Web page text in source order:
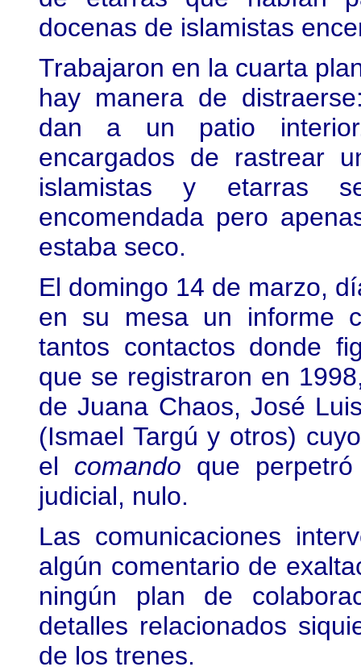
docenas de islamistas
Trabajaron en la cuarta
hay manera de
dan a un patio
encargados de rastrear
islamistas y etarras
encomendada pero
estaba seco.
El domingo 14 de marzo,
en su mesa un informe
tantos contactos donde
que se registraron en
de Juana Chaos, José
(Ismael Targú y otros)
el comando que
judicial, nulo.
Las comunicaciones
algún comentario de
ningún plan de
detalles relacionados
de los trenes.